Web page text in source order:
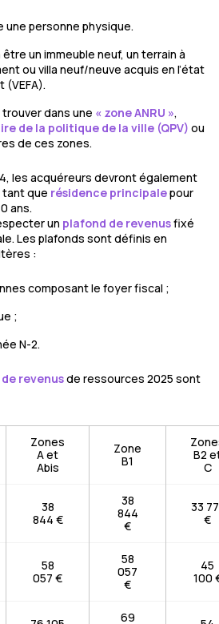
une personne physique.
un immeuble neuf, un terrain à
ou villa neuf/neuve acquis en l’état
dans une « zone ANRU »,
de la politique de la ville (QPV) ou
de ces zones.
les acquéreurs devront également
que résidence principalepour
ans.
un plafond de revenusfixé
Les plafonds sont définis en
:
composant le foyer fiscal ;
;
N-2.
revenusde ressources 2025 sont
Zones
A et
Abis
Zone
B1
B2
C
38
844 €
38
844
€
33
€
58
057 €
58
057
€
45
100
69